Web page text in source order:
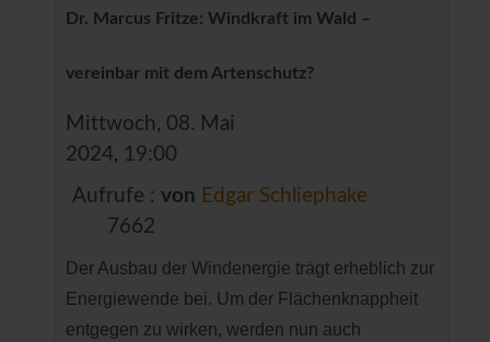
Dr. Marcus Fritze: Windkraft im Wald –
vereinbar mit dem Artenschutz?
Mittwoch, 08. Mai
2024, 19:00
Aufrufe :
7662
von Edgar Schliephake
Der Ausbau der Windenergie trägt erheblich zur
Energiewende bei. Um der Flächenknappheit
entgegen zu wirken, werden nun auch